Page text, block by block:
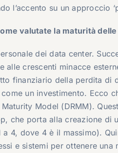
l’accento su un approccio
valutate la maturità
dei data center.
alle crescenti minacce
finanziario della perdita di
un investimento. Ecco
Model (DRMM).
che porta alla creazione di
4, dove 4 è il massimo).
e sistemi per ottenere una